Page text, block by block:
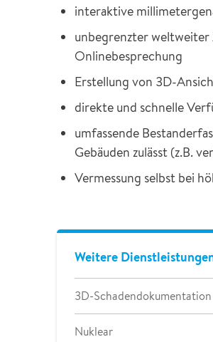
interaktive
unbegrenzter
Onlinebesprechung
Erstellung von 3D-
direkte und schnelle
umfassende
Gebäuden zulässt (z.B.
Vermessung selbst bei
Weitere
3D-Schadendokumentation
Nuklear